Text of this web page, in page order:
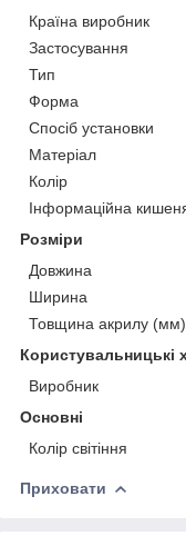
Країна виробник
Застосування
Тип
Форма
Спосіб установки
Матеріал
Колір
Інформаційна
Розміри
Довжина
Ширина
Товщина акрилу (мм)
Користувальницькі
Виробник
Основні
Колір світіння
Приховати